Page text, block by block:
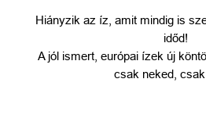
Hiányzik az íz, amit mindig is
időd!
A jól ismert, európai ízek új
csak neked, csak